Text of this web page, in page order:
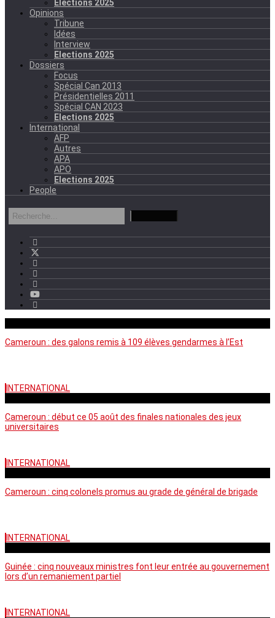
Elections 2025
Opinions
Tribune
Idées
Interview
Elections 2025
Dossiers
Focus
Spécial Can 2013
Présidentielles 2011
Spécial CAN 2023
Elections 2025
International
AFP
Autres
APA
APO
Elections 2025
People
Cameroun : des galons remis à 109 élèves gendarmes à l’Est
INTERNATIONAL
Cameroun : début ce 05 août des finales nationales des jeux
universitaires
INTERNATIONAL
Cameroun : cinq colonels promus au grade de général de brigade
INTERNATIONAL
Guinée : cinq nouveaux ministres font leur entrée au gouvernement
lors d’un remaniement partiel
INTERNATIONAL